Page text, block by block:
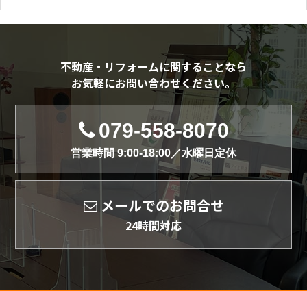
不動産・リフォームに関することなら
お気軽にお問い合わせください。
079-558-8070
営業時間 9:00-18:00／水曜日定休
メールでのお問合せ
24時間対応